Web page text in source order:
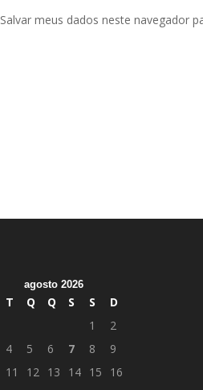
Salvar meus dados neste navegador
agosto 2026
T Q Q S S
D
1
2
4 5 6 7 8
9
11 12 13 14 15
16